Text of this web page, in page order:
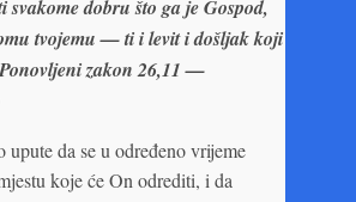
svakome dobru što ga je Gospod,
tvojemu — ti i levit i došljak koji
zakon 26,11 —
da se u određeno vrijeme
koje će On odrediti, i da